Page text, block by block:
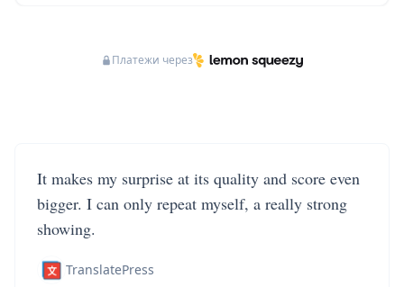
Платежи через
It makes my surprise at its quality and score even
bigger. I can only repeat myself, a really strong
showing.
TranslatePress